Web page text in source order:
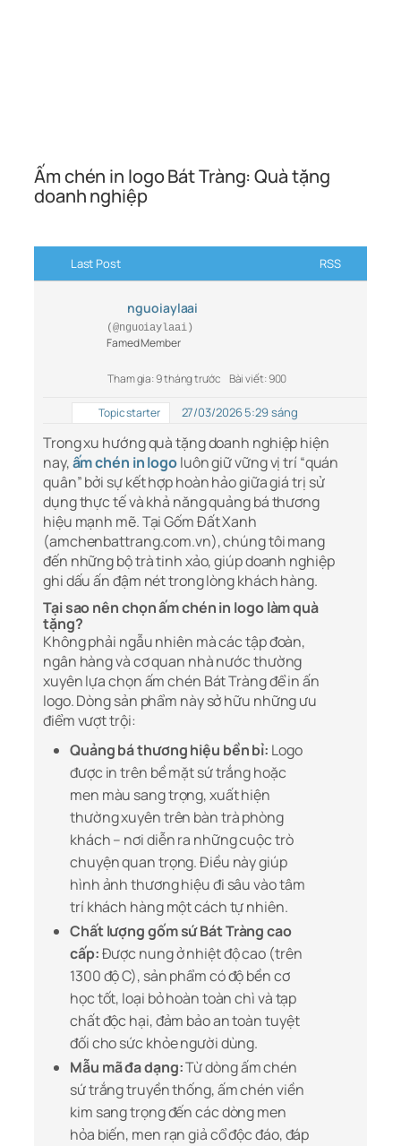
Ấm chén in logo Bát Tràng: Quà tặng
doanh nghiệp
Last Post RSS
nguoiaylaai
(@nguoiaylaai)
Famed Member
Tham gia: 9 tháng trước Bài viết: 900
Topic starter 27/03/2026 5:29 sáng
Trong xu hướng quà tặng doanh nghiệp hiện
nay,ấm chén in logoluôn giữ vững vị trí “quán
quân” bởi sự kết hợp hoàn hảo giữa giá trị sử
dụng thực tế và khả năng quảng bá thương
hiệu mạnh mẽ. Tại Gốm Đất Xanh
(amchenbattrang.com.vn), chúng tôi mang
đến những bộ trà tinh xảo, giúp doanh nghiệp
ghi dấu ấn đậm nét trong lòng khách hàng.
Tại sao nên chọn ấm chén in logo làm quà
tặng?
Không phải ngẫu nhiên mà các tập đoàn,
ngân hàng và cơ quan nhà nước thường
xuyên lựa chọn ấm chén Bát Tràng để in ấn
logo. Dòng sản phẩm này sở hữu những ưu
điểm vượt trội:
Quảng bá thương hiệu bền bỉ: Logo
được in trên bề mặt sứ trắng hoặc
men màu sang trọng, xuất hiện
thường xuyên trên bàn trà phòng
khách – nơi diễn ra những cuộc trò
chuyện quan trọng. Điều này giúp
hình ảnh thương hiệu đi sâu vào tâm
trí khách hàng một cách tự nhiên.
Chất lượng gốm sứ Bát Tràng cao
cấp:Được nung ở nhiệt độ cao (trên
1300 độ C), sản phẩm có độ bền cơ
học tốt, loại bỏ hoàn toàn chì và tạp
chất độc hại, đảm bảo an toàn tuyệt
đối cho sức khỏe người dùng.
Mẫu mã đa dạng:Từ dòng ấm chén
sứ trắng truyền thống, ấm chén viền
kim sang trọng đến các dòng men
hỏa biến, men rạn giả cổ độc đáo, đáp